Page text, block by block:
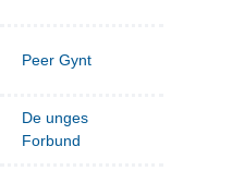
Peer Gynt
De unges
Forbund